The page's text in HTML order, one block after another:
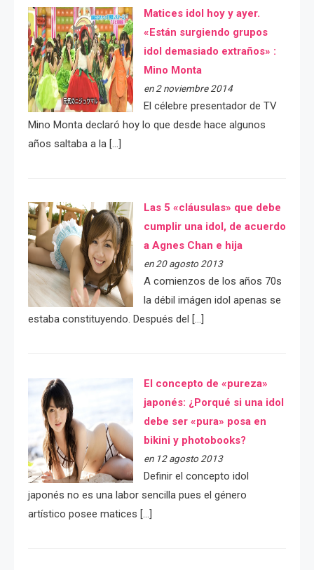
Matices idol hoy y ayer.
«Están surgiendo grupos
idol demasiado extraños» :
Mino Monta
en 2 noviembre 2014
El célebre presentador de TV
Mino Monta declaró hoy lo que desde hace algunos
años saltaba a la […]
Las 5 «cláusulas» que debe
cumplir una idol, de acuerdo
a Agnes Chan e hija
en 20 agosto 2013
A comienzos de los años 70s
la débil imágen idol apenas se
estaba constituyendo. Después del […]
El concepto de «pureza»
japonés: ¿Porqué si una idol
debe ser «pura» posa en
bikini y photobooks?
en 12 agosto 2013
Definir el concepto idol
japonés no es una labor sencilla pues el género
artístico posee matices […]